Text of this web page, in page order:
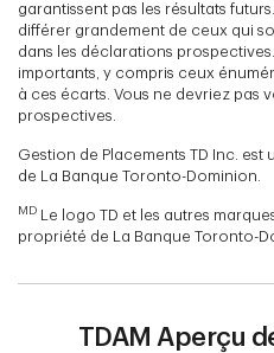
garantissent pas les résultats
différer grandement de ceux qui
dans les déclarations
importants, y compris ceux
à ces écarts. Vous ne devriez pas
prospectives.
Gestion de Placements TD Inc.
de La Banque Toronto-Dominion.
MD
Le logo TD et les autres
propriété de La Banque Toronto-
TDAM Aperçu